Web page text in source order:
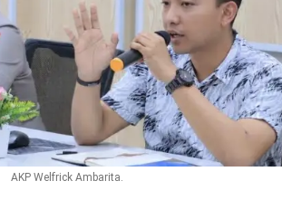
AKP Welfrick Ambarita.